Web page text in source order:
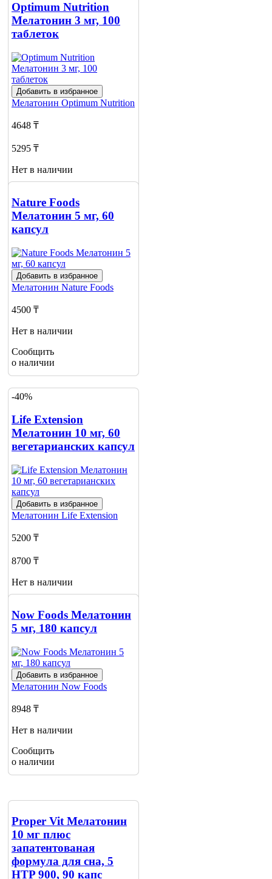
Optimum Nutrition
Мелатонин 3 мг, 100
таблеток
Добавить в избранное
Мелатонин Optimum Nutrition
4648 ₸
5295 ₸
Нет в наличии
о наличии
1
Nature Foods
Мелатонин 5 мг, 60
капсул
Добавить в избранное
Мелатонин Nature Foods
4500 ₸
Нет в наличии
Сообщить
о наличии
-40%
Life Extension
Мелатонин 10 мг, 60
вегетарианских капсул
Добавить в избранное
Мелатонин Life Extension
5200 ₸
8700 ₸
Нет в наличии
о наличии
Now Foods Мелатонин
5 мг, 180 капсул
Добавить в избранное
Мелатонин Now Foods
8948 ₸
Нет в наличии
Сообщить
о наличии
Proper Vit Мелатонин
10 мг плюс
запатентованая
формула для сна, 5
HTP 900, 90 капс